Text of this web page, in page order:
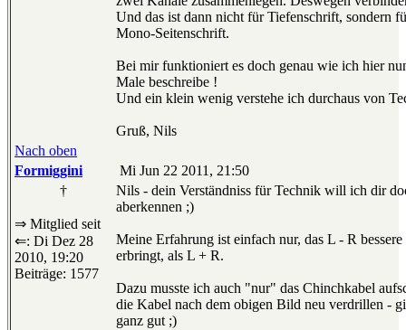
Und das ist dann nicht für Tiefenschrift, sondern
Mono-Seitenschrift.
Bei mir funktioniert es doch genau wie ich hier
Male beschreibe !
Und ein klein wenig verstehe ich durchaus von
Gruß, Nils
Nach oben
Formiggini
Mi Jun 22 2011, 21:50
†
⇒ Mitglied seit
⇐: Di Dez 28
2010, 19:20
Beiträge: 1577
Nils - dein Verständniss für Technik will ich dir
aberkennen ;)
Meine Erfahrung ist einfach nur, das L - R bessere
erbringt, als L + R.
Dazu musste ich auch "nur" das Chinchkabel
die Kabel nach dem obigen Bild neu verdrillen -
ganz gut ;)